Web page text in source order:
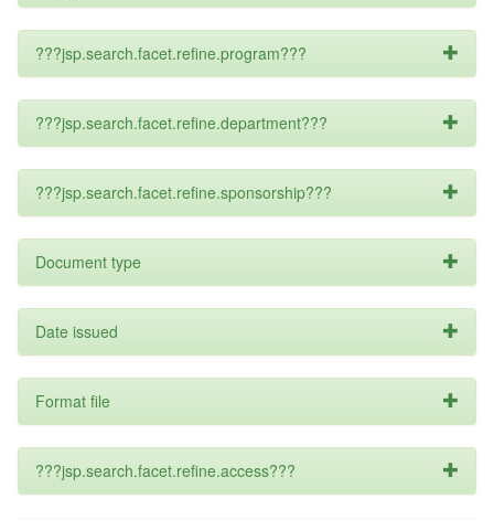
???jsp.search.facet.refine.program???
???jsp.search.facet.refine.department???
???jsp.search.facet.refine.sponsorship???
Document type
Date issued
Format file
???jsp.search.facet.refine.access???